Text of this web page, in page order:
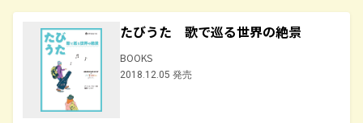
たびうた 歌で巡る世界の絶景
BOOKS
2018.12.05 発売